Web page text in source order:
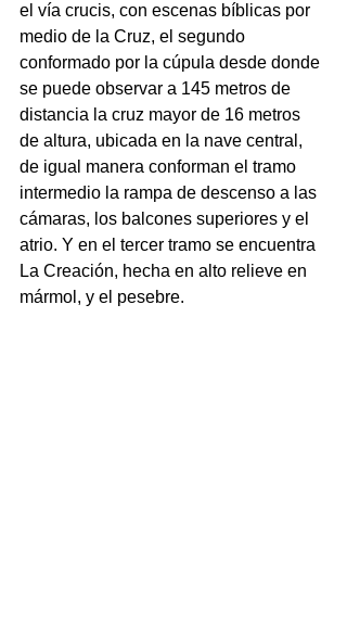
el vía crucis, con escenas bíblicas por
medio de la Cruz, el segundo
conformado por la cúpula desde donde
se puede observar a 145 metros de
distancia la cruz mayor de 16 metros
de altura, ubicada en la nave central,
de igual manera conforman el tramo
intermedio la rampa de descenso a las
cámaras, los balcones superiores y el
atrio. Y en el tercer tramo se encuentra
La Creación, hecha en alto relieve en
mármol, y el pesebre.